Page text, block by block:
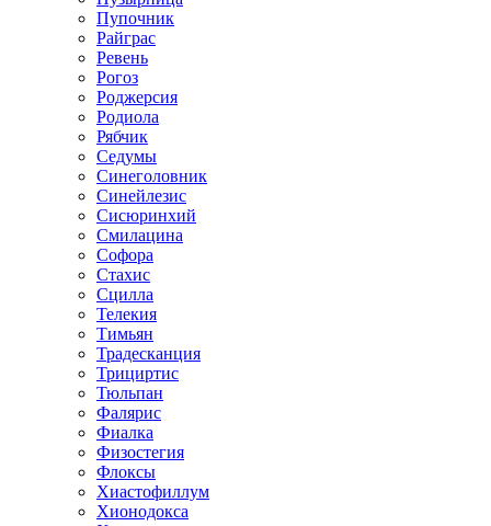
Пупочник
Райграс
Ревень
Рогоз
Роджерсия
Родиола
Рябчик
Седумы
Синеголовник
Синейлезис
Сисюринхий
Смилацина
Софора
Стахис
Сцилла
Телекия
Тимьян
Традесканция
Трициртис
Тюльпан
Фалярис
Фиалка
Физостегия
Флоксы
Хиастофиллум
Хионодокса